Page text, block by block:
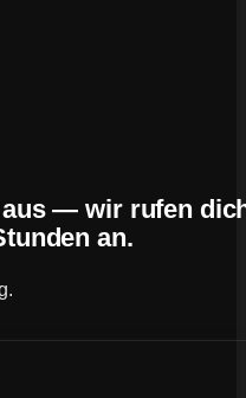
— wir rufen
an.